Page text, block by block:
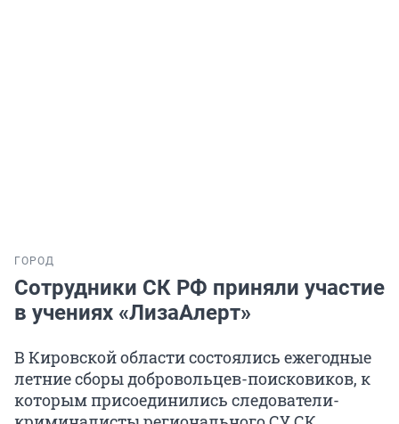
ГОРОД
Сотрудники СК РФ приняли участие
в учениях «ЛизаАлерт»
В Кировской области состоялись ежегодные
летние сборы добровольцев-поисковиков, к
которым присоединились следователи-